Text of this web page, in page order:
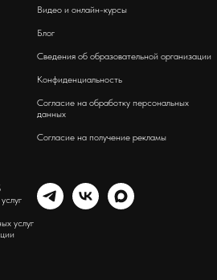
Видео и онлайн-курсы
Блог
Сведения об образовательной организации
Конфиденциальность
Согласие на обработку персональных
данных
Согласие на получение рекламы
услуг